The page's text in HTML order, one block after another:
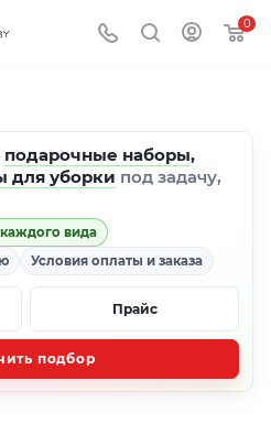
0
подарочные наборы,
для уборки под задачу,
вида
Условия оплаты и заказа
Прайс
подбор